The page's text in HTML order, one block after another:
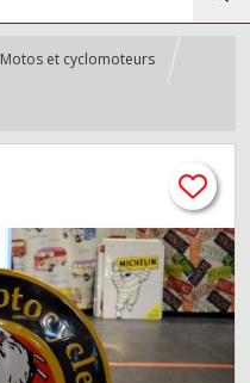
Motos et cyclomoteurs